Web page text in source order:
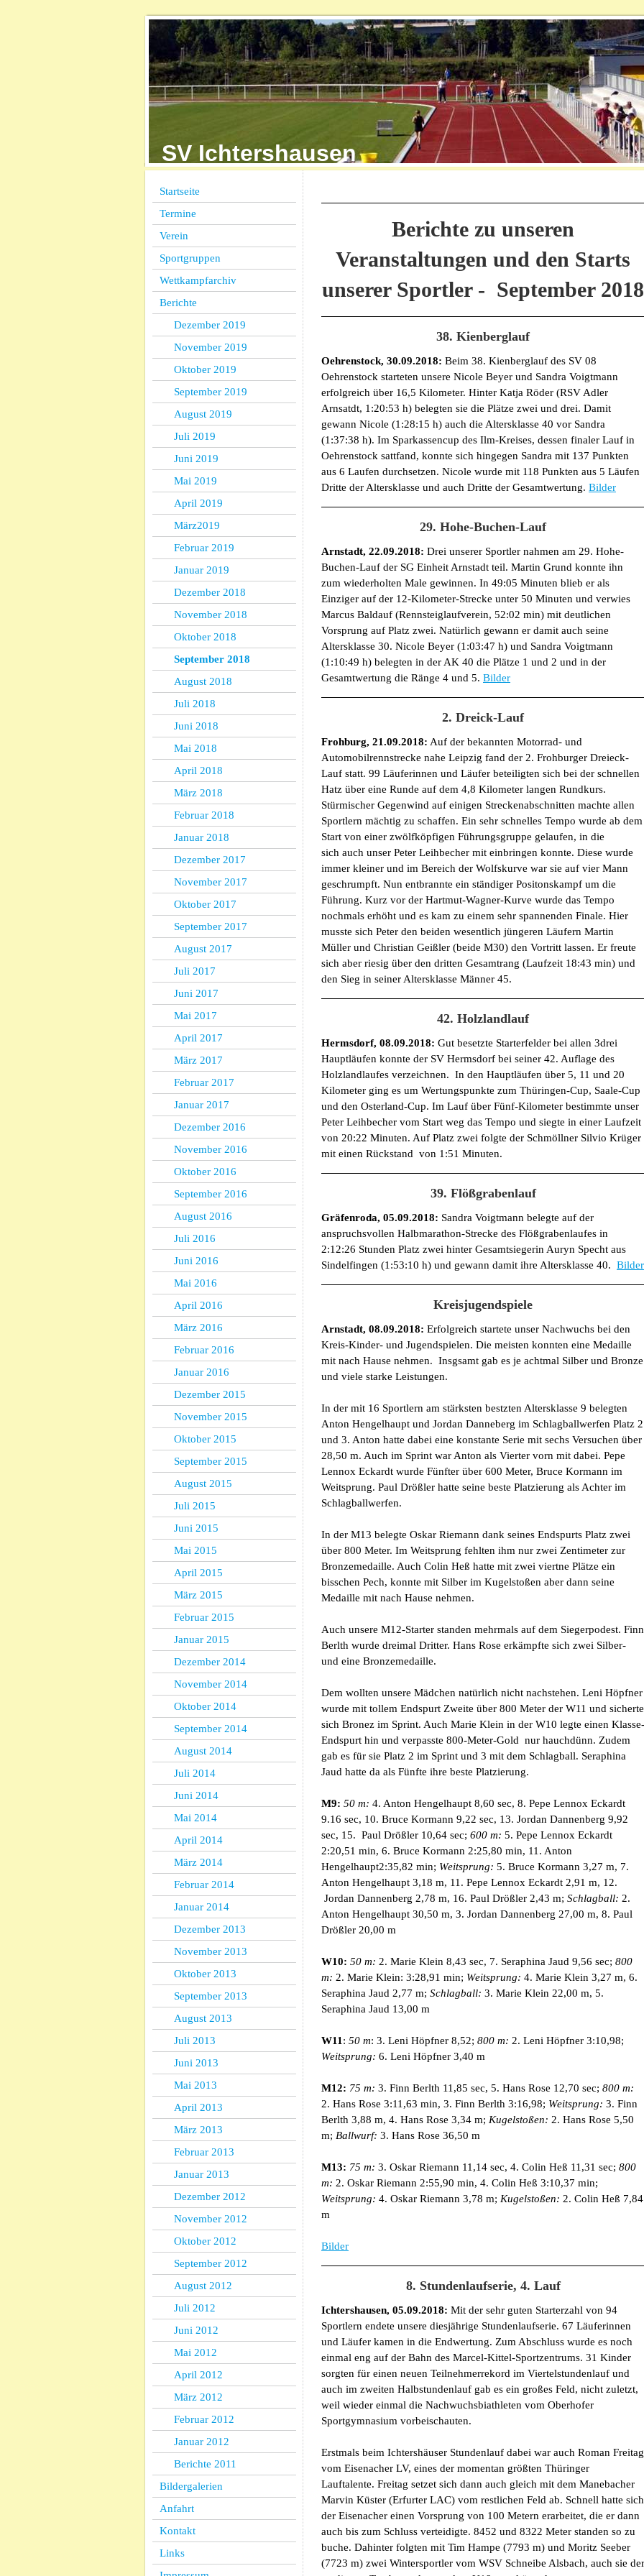
SV Ichtershausen
Startseite
Termine
Verein
Sportgruppen
Wettkampfarchiv
Berichte
Dezember 2019
November 2019
Oktober 2019
September 2019
August 2019
Juli 2019
Juni 2019
Mai 2019
April 2019
März2019
Februar 2019
Januar 2019
Dezember 2018
November 2018
Oktober 2018
September 2018
August 2018
Juli 2018
Juni 2018
Mai 2018
April 2018
März 2018
Februar 2018
Januar 2018
Dezember 2017
November 2017
Oktober 2017
September 2017
August 2017
Juli 2017
Juni 2017
Mai 2017
April 2017
März 2017
Februar 2017
Januar 2017
Dezember 2016
November 2016
Oktober 2016
September 2016
August 2016
Juli 2016
Juni 2016
Mai 2016
April 2016
März 2016
Februar 2016
Januar 2016
Dezember 2015
November 2015
Oktober 2015
September 2015
August 2015
Juli 2015
Juni 2015
Mai 2015
April 2015
März 2015
Februar 2015
Januar 2015
Dezember 2014
November 2014
Oktober 2014
September 2014
August 2014
Juli 2014
Juni 2014
Mai 2014
April 2014
März 2014
Februar 2014
Januar 2014
Dezember 2013
November 2013
Oktober 2013
September 2013
August 2013
Juli 2013
Juni 2013
Mai 2013
April 2013
März 2013
Februar 2013
Januar 2013
Dezember 2012
November 2012
Oktober 2012
September 2012
August 2012
Juli 2012
Juni 2012
Mai 2012
April 2012
März 2012
Februar 2012
Januar 2012
Berichte 2011
Bildergalerien
Anfahrt
Kontakt
Links
Berichte zu unseren
Veranstaltungen und den Starts
unserer Sportler - September 2018
38. Kienberglauf
Oehrenstock, 30.09.2018: Beim 38. Kienberglauf des SV 08
Oehrenstock starteten unsere Nicole Beyer und Sandra Voigtmann
erfolgreich über 16,5 Kilometer. Hinter Katja Röder (RSV Adler
Arnsatdt, 1:20:53 h) belegten sie die Plätze zwei und drei. Damit
gewann Nicole (1:28:15 h) auch die Altersklasse 40 vor Sandra
(1:37:38 h). Im Sparkassencup des Ilm-Kreises, dessen finaler Lauf in
Oehrenstock sattfand, konnte sich hingegen Sandra mit 137 Punkten
aus 6 Laufen durchsetzen. Nicole wurde mit 118 Punkten aus 5 Läufen
Dritte der Altersklasse und auch Dritte der Gesamtwertung. Bilder
29. Hohe-Buchen-Lauf
Arnstadt, 22.09.2018: Drei unserer Sportler nahmen am 29. Hohe-
Buchen-Lauf der SG Einheit Arnstadt teil. Martin Grund konnte ihn
zum wiederholten Male gewinnen. In 49:05 Minuten blieb er als
Einziger auf der 12-Kilometer-Strecke unter 50 Minuten und verwies
Marcus Baldauf (Rennsteiglaufverein, 52:02 min) mit deutlichen
Vorsprung auf Platz zwei. Natürlich gewann er damit auch seine
Altersklasse 30. Nicole Beyer (1:03:47 h) und Sandra Voigtmann
(1:10:49 h) belegten in der AK 40 die Plätze 1 und 2 und in der
Gesamtwertung die Ränge 4 und 5. Bilder
2. Dreick-Lauf
Frohburg, 21.09.2018: Auf der bekannten Motorrad- und
Automobilrennstrecke nahe Leipzig fand der 2. Frohburger Dreieck-
Lauf statt. 99 Läuferinnen und Läufer beteiligten sich bei der schnellen
Hatz über eine Runde auf dem 4,8 Kilometer langen Rundkurs.
Stürmischer Gegenwind auf einigen Streckenabschnitten machte allen
Sportlern mächtig zu schaffen. Ein sehr schnelles Tempo wurde ab dem
Start von einer zwölfköpfigen Führungsgruppe gelaufen, in die
sich auch unser Peter Leihbecher mit einbringen konnte. Diese wurde
immer kleiner und im Bereich der Wolfskurve war sie auf vier Mann
geschrumpft. Nun entbrannte ein ständiger Positonskampf um die
Führung. Kurz vor der Hartmut-Wagner-Kurve wurde das Tempo
nochmals erhöht und es kam zu einem sehr spannenden Finale. Hier
musste sich Peter den beiden wesentlich jüngeren Läufern Martin
Müller und Christian Geißler (beide M30) den Vortritt lassen. Er freute
sich aber riesig über den dritten Gesamtrang (Laufzeit 18:43 min) und
den Sieg in seiner Altersklasse Männer 45.
42. Holzlandlauf
Hermsdorf, 08.09.2018: Gut besetzte Starterfelder bei allen 3drei
Hauptläufen konnte der SV Hermsdorf bei seiner 42. Auflage des
Holzlandlaufes verzeichnen. In den Hauptläufen über 5, 11 und 20
Kilometer ging es um Wertungspunkte zum Thüringen-Cup, Saale-Cup
und den Osterland-Cup. Im Lauf über Fünf-Kilometer bestimmte unser
Peter Leihbecher vom Start weg das Tempo und siegte in einer Laufzeit
von 20:22 Minuten. Auf Platz zwei folgte der Schmöllner Silvio Krüger
mit einen Rückstand von 1:51 Minuten.
39. Flößgrabenlauf
Gräfenroda, 05.09.2018: Sandra Voigtmann belegte auf der
anspruchsvollen Halbmarathon-Strecke des Flößgrabenlaufes in
2:12:26 Stunden Platz zwei hinter Gesamtsiegerin Auryn Specht aus
Sindelfingen (1:53:10 h) und gewann damit ihre Altersklasse 40. Bilder
Kreisjugendspiele
Arnstadt, 08.09.2018: Erfolgreich startete unser Nachwuchs bei den
Kreis-Kinder- und Jugendspielen. Die meisten konnten eine Medaille
mit nach Hause nehmen. Insgsamt gab es je achtmal Silber und Bronze
und viele starke Leistungen.
In der mit 16 Sportlern am stärksten bestzten Altersklasse 9 belegten
Anton Hengelhaupt und Jordan Danneberg im Schlagballwerfen Platz 2
und 3. Anton hatte dabei eine konstante Serie mit sechs Versuchen über
28,50 m. Auch im Sprint war Anton als Vierter vorn mit dabei. Pepe
Lennox Eckardt wurde Fünfter über 600 Meter, Bruce Kormann im
Weitsprung. Paul Drößler hatte seine beste Platzierung als Achter im
Schlagballwerfen.
In der M13 belegte Oskar Riemann dank seines Endspurts Platz zwei
über 800 Meter. Im Weitsprung fehlten ihm nur zwei Zentimeter zur
Bronzemedaille. Auch Colin Heß hatte mit zwei viertne Plätze ein
bisschen Pech, konnte mit Silber im Kugelstoßen aber dann seine
Medaille mit nach Hause nehmen.
Auch unsere M12-Starter standen mehrmals auf dem Siegerpodest. Finn
Berlth wurde dreimal Dritter. Hans Rose erkämpfte sich zwei Silber-
und eine Bronzemedaille.
Dem wollten unsere Mädchen natürlich nicht nachstehen. Leni Höpfner
wurde mit tollem Endspurt Zweite über 800 Meter der W11 und sicherte
sich Bronez im Sprint. Auch Marie Klein in der W10 legte einen Klasse-
Endspurt hin und verpasste 800-Meter-Gold nur hauchdünn. Zudem
gab es für sie Platz 2 im Sprint und 3 mit dem Schlagball. Seraphina
Jaud hatte da als Fünfte ihre beste Platzierung.
M9: 50 m: 4. Anton Hengelhaupt 8,60 sec, 8. Pepe Lennox Eckardt
9.16 sec, 10. Bruce Kormann 9,22 sec, 13. Jordan Dannenberg 9,92
sec, 15. Paul Drößler 10,64 sec; 600 m: 5. Pepe Lennox Eckardt
2:20,51 min, 6. Bruce Kormann 2:25,80 min, 11. Anton
Hengelhaupt2:35,82 min; Weitsprung: 5. Bruce Kormann 3,27 m, 7.
Anton Hengelhaupt 3,18 m, 11. Pepe Lennox Eckardt 2,91 m, 12.
Jordan Dannenberg 2,78 m, 16. Paul Drößler 2,43 m; Schlagball: 2.
Anton Hengelhaupt 30,50 m, 3. Jordan Dannenberg 27,00 m, 8. Paul
Drößler 20,00 m
W10: 50 m: 2. Marie Klein 8,43 sec, 7. Seraphina Jaud 9,56 sec; 800
m: 2. Marie Klein: 3:28,91 min; Weitsprung: 4. Marie Klein 3,27 m, 6.
Seraphina Jaud 2,77 m; Schlagball: 3. Marie Klein 22,00 m, 5.
Seraphina Jaud 13,00 m
W11 : 50 m: 3. Leni Höpfner 8,52; 800 m: 2. Leni Höpfner 3:10,98;
Weitsprung: 6. Leni Höpfner 3,40 m
M12: 75 m: 3. Finn Berlth 11,85 sec, 5. Hans Rose 12,70 sec; 800 m:
2. Hans Rose 3:11,63 min, 3. Finn Berlth 3:16,98; Weitsprung: 3. Finn
Berlth 3,88 m, 4. Hans Rose 3,34 m; Kugelstoßen: 2. Hans Rose 5,50
m; Ballwurf: 3. Hans Rose 36,50 m
M13: 75 m: 3. Oskar Riemann 11,14 sec, 4. Colin Heß 11,31 sec; 800
m: 2. Oskar Riemann 2:55,90 min, 4. Colin Heß 3:10,37 min;
Weitsprung: 4. Oskar Riemann 3,78 m; Kugelstoßen: 2. Colin Heß 7,84
m
Bilder
8. Stundenlaufserie, 4. Lauf
Ichtershausen, 05.09.2018: Mit der sehr guten Starterzahl von 94
Sportlern endete unsere diesjährige Stundenlaufserie. 67 Läuferinnen
und Läufer kamen in die Endwertung. Zum Abschluss wurde es noch
einmal eng auf der Bahn des Marcel-Kittel-Sportzentrums. 31 Kinder
sorgten für einen neuen Teilnehmerrekord im Viertelstundenlauf und
auch im zweiten Halbstundenlauf gab es ein großes Feld, nicht zuletzt,
weil wieder einmal die Nachwuchsbiathleten vom Oberhofer
Sportgymnasium vorbeischauten.
Erstmals beim Ichtershäuser Stundenlauf dabei war auch Roman Freitag
vom Eisenacher LV, eines der momentan größten Thüringer
Lauftalente. Freitag setzet sich dann auch gleich mit dem Manebacher
Marvin Küster (Erfurter LAC) vom restlichen Feld ab. Schnell hatte sich
der Eisenacher einen Vorsprung von 100 Metern erarbeitet, die er dann
auch bis zum Schluss verteidigte. 8452 und 8322 Meter standen so zu
buche. Dahinter folgten mit Tim Hampe (7793 m) und Moritz Seeber
(7723 m) zwei Wintersportler vom WSV Schneibe Alsbach, auch sie der